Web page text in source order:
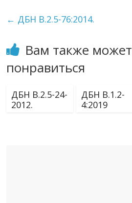
← ДБН В.2.5-76:2014.
Вам также может
понравиться
ДБН В.2.5-24-
2012.
ДБН В.1.2-
4:2019